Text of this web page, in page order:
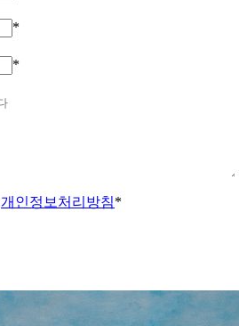
*
*
개인정보처리방침*